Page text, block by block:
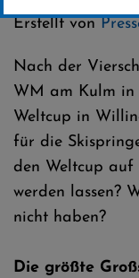
Erstellt von
Nach der
WM am Kulm
Weltcup in
für die
den Weltcup auf
werden lassen?
nicht haben?
Die größte